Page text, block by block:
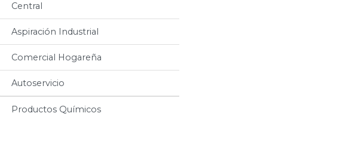
Central
Aspiración Industrial
Comercial Hogareña
Autoservicio
Productos Químicos